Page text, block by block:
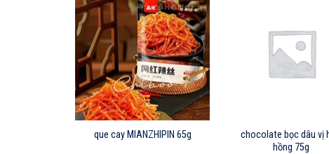
que cay MIANZHIPIN 65g
chocolate bọc dâu vị
hồng 75g